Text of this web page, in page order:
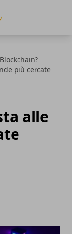
più cercate
alle